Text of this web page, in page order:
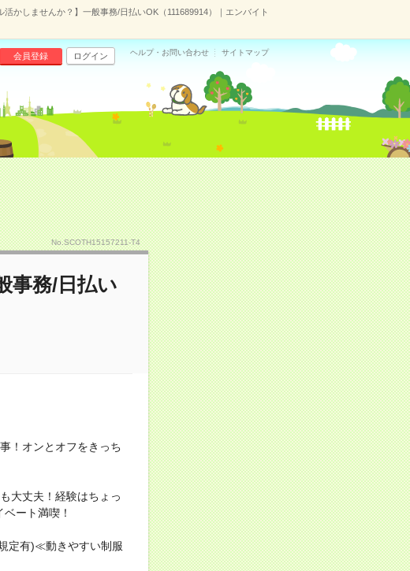
活かしませんか？】一般事務/日払いOK（111689914）｜エンバイト
会員登録 ログイン ヘルプ・お問い合わせ サイトマップ
No.SCOTH15157211-T4
事務/日払い
！オンとオフをきっち
大丈夫！経験はちょっ
ート満喫！
定有)≪動きやすい制服